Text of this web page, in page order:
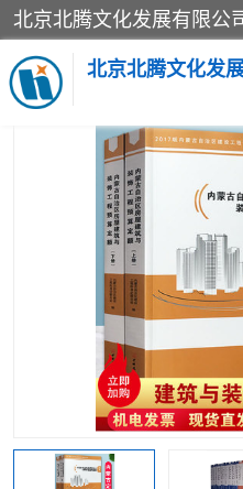
北京北腾文化发
当前位置：首页>供应商机>内
蒙古自治区施工机械台班费用定额
电力行业工程预算定额
新石油化工检修定额
石油建设安装工程预算定